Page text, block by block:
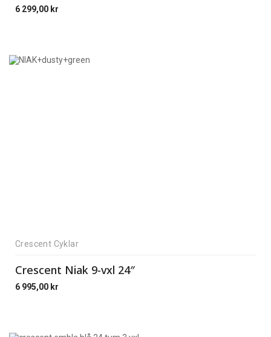
6 299,00 kr
Crescent Cyklar
Crescent Niak 9-vxl 24″
6 995,00 kr